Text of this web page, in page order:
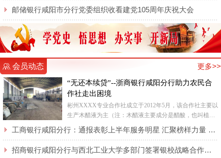
邮储银行咸阳市分行党委组织收看建党105周年庆祝大会
会员动态 更多>>
“无还本续贷”--浙商银行咸阳分行助力农民合
作社走出困境
彬州XXXX专业合作社成立于2012年5月，该合作社主要以
生产木醋液为主（注：木醋液主要成分是醋酸，也叫植物
酸，是木材等生物质在干馏设备中干馏后导出的蒸汽气体
混合物经...
工商银行咸阳分行：通报表彰上半年服务明星 汇聚榜样力量 激发奋进动能
招商银行咸阳分行与西北工业大学多部门签署银校战略合作协议